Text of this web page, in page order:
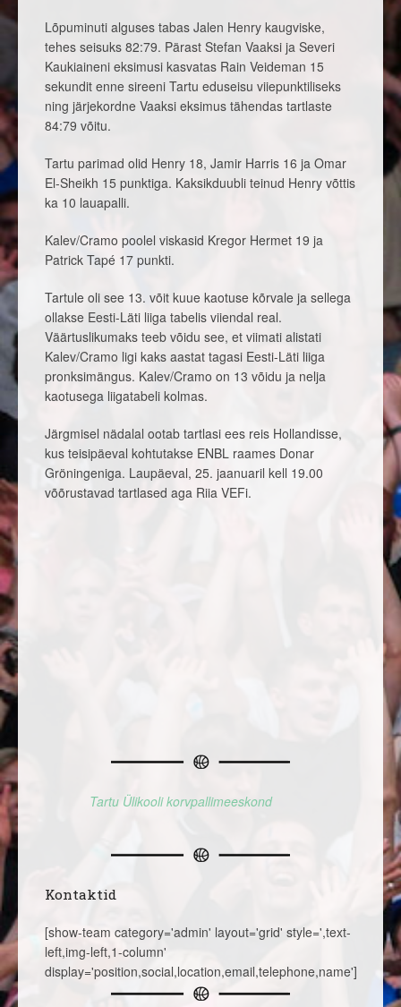
Lõpuminuti alguses tabas Jalen Henry kaugviske,
tehes seisuks 82:79. Pärast Stefan Vaaksi ja Severi
Kaukiaineni eksimusi kasvatas Rain Veideman 15
sekundit enne sireeni Tartu eduseisu viiepunktiliseks
ning järjekordne Vaaksi eksimus tähendas tartlaste
84:79 võitu.
Tartu parimad olid Henry 18, Jamir Harris 16 ja Omar
El-Sheikh 15 punktiga. Kaksikduubli teinud Henry võttis
ka 10 lauapalli.
Kalev/Cramo poolel viskasid Kregor Hermet 19 ja
Patrick Tapé 17 punkti.
Tartule oli see 13. võit kuue kaotuse kõrvale ja sellega
ollakse Eesti-Läti liiga tabelis viiendal real.
Väärtuslikumaks teeb võidu see, et viimati alistati
Kalev/Cramo ligi kaks aastat tagasi Eesti-Läti liiga
pronksimängus. Kalev/Cramo on 13 võidu ja nelja
kaotusega liigatabeli kolmas.
Järgmisel nädalal ootab tartlasi ees reis Hollandisse,
kus teisipäeval kohtutakse ENBL raames Donar
Gröningeniga. Laupäeval, 25. jaanuaril kell 19.00
võõrustavad tartlased aga Riia VEFi.
Tartu Ülikooli korvpallimeeskond
Kontaktid
[show-team category='admin' layout='grid' style=',text-
left,img-left,1-column'
display='position,social,location,email,telephone,name']